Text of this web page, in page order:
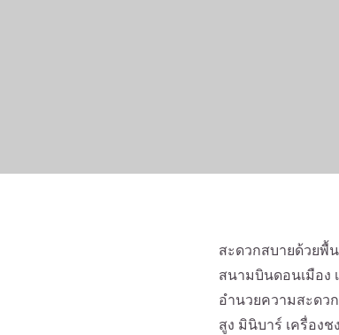
สะดวกสบายด้วยพื้
สนามบินดอนเมือง
อำนวยความสะดว
สูง มินิบาร์ เครื่อง